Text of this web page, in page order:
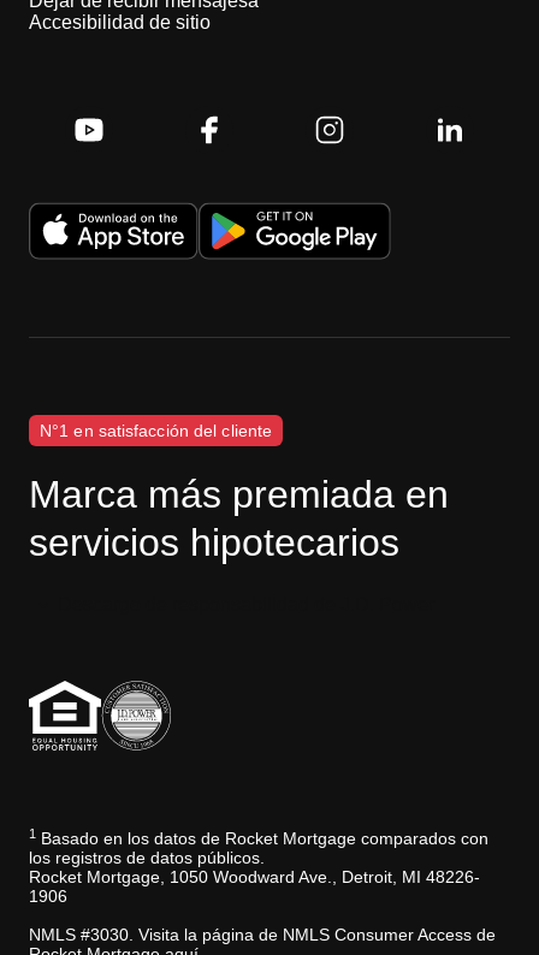
Accesibilidad de sitio
N°1 en satisfacción del cliente
Marca más premiada en
servicios hipotecarios
1
Basado en los datos de Rocket Mortgage comparados con
los registros de datos públicos.
Rocket Mortgage, 1050 Woodward Ave., Detroit, MI 48226-
1906
NMLS #3030. Visita la página de NMLS Consumer Access de